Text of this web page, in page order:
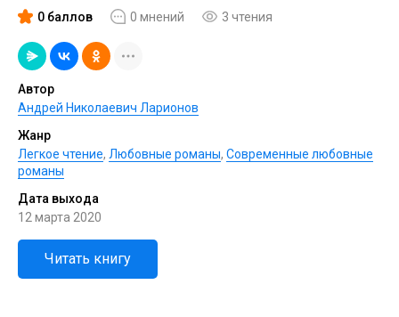
0 баллов 0 мнений 3 чтения
Автор
Андрей Николаевич Ларионов
Жанр
Легкое чтение, Любовные романы, Современные любовные
романы
Дата выхода
12 марта 2020
Читать книгу